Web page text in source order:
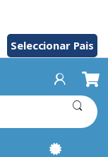
Seleccionar Pais